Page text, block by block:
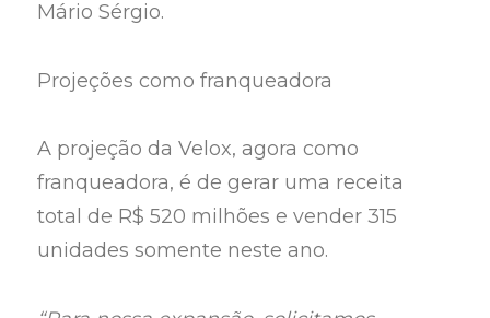
Mário Sérgio.
Projeções como franqueadora
A projeção da Velox, agora como
franqueadora, é de gerar uma receita
total de R$ 520 milhões e vender 315
unidades somente neste ano.